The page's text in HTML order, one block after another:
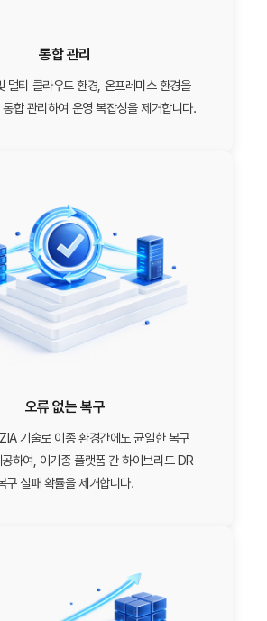
통합 관리
멀티 클라우드 환경, 온프레미스 환경을
합 관리하여 운영 복잡성을 제거합니다.
오류 없는 복구
기술로 이종 환경간에도 균일한 복구
하여, 이기종 플랫폼 간 하이브리드 DR
구 실패 확률을 제거합니다.